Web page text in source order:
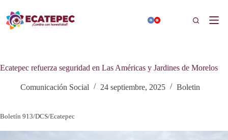
contenido
Buscar
Ecatepec refuerza seguridad en Las Américas y Jardines de Morelos
Comunicación Social 24 septiembre, 2025 Boletin
Boletín 913/DCS/Ecatepec